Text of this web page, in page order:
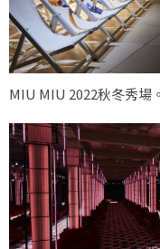
MIU MIU 2022秋冬秀場